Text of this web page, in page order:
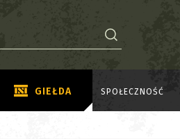
GIEŁDA SPOŁECZNOŚĆ